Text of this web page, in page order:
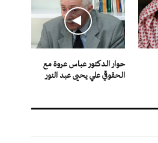
حوار الدكتور عباس عروة مع
الحقوقي علي يحيى عبد النور